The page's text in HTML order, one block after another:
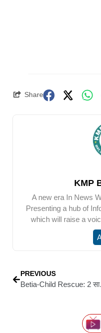
Share
KMP
A new era In News
Presenting a hub of
which will raise a
PREVIOUS
Betia-Child